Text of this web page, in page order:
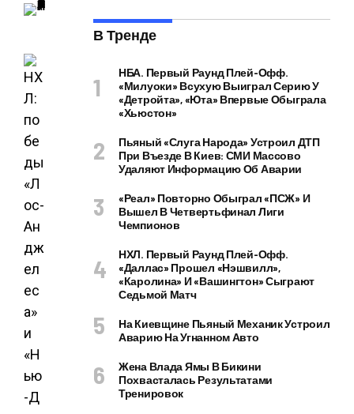
В Тренде
НБА. Первый Раунд Плей-Офф.
«Милуоки» Всухую Выиграл Серию У
«Детройта», «Юта» Впервые Обыграла
«Хьюстон»
Пьяный «слуга Народа» Устроил ДТП
При Въезде В Киев: СМИ Массово
Удаляют Информацию Об Аварии
«Реал» Повторно Обыграл «ПСЖ» И
Вышел В Четвертьфинал Лиги
Чемпионов
НХЛ. Первый Раунд Плей-Офф.
«Даллас» Прошел «Нэшвилл»,
«Каролина» И «Вашингтон» Сыграют
Седьмой Матч
На Киевщине Пьяный Механик Устроил
Аварию На Угнанном Авто
Жена Влада Ямы В Бикини
Похвасталась Результатами
Тренировок